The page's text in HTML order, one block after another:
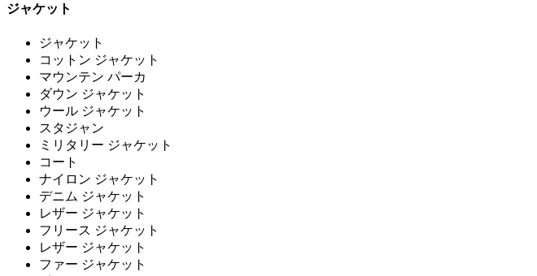
ジャケット
ジャケット
コットン ジャケット
マウンテン パーカ
ダウン ジャケット
ウール ジャケット
スタジャン
ミリタリー ジャケット
コート
ナイロン ジャケット
デニム ジャケット
レザー ジャケット
フリース ジャケット
レザー ジャケット
ファー ジャケット